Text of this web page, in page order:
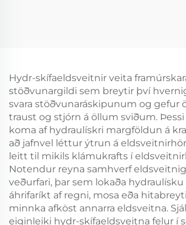
Hydr-skífaeldsveitnir veita
stöðvunargildi sem breytir því
svara stöðvunaráskipunum og gefur
traust og stjórn á öllum sviðum.
koma af hydraulískri margföldun á
að jafnvel léttur ýtrun á
leitt til mikils klámukrafts í
Notendur reyna samhverf
veðurfari, þar sem lokaða
áhrifaríkt af regni, mosa eða
minnka afköst annarra eldsveitna.
eiginleiki hydr-skífaeldsveitna felur í